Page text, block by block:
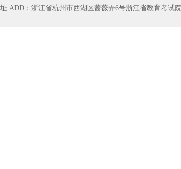
ADD：浙江省杭州市西湖区蔷薇弄6号浙江省教育考试